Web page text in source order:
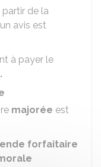
de la
avis est
à payer le
majorée est
forfaitaire